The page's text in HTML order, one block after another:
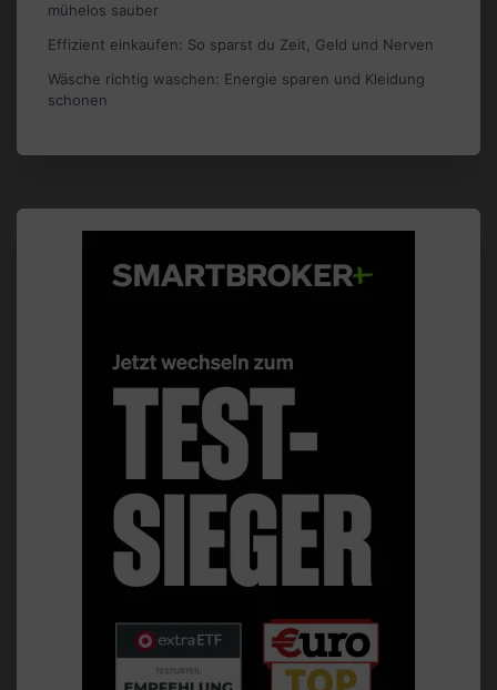
mühelos sauber
Effizient einkaufen: So sparst du Zeit, Geld und Nerven
Wäsche richtig waschen: Energie sparen und Kleidung
schonen